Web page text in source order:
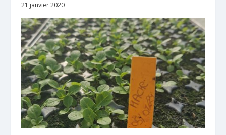
21 janvier 2020